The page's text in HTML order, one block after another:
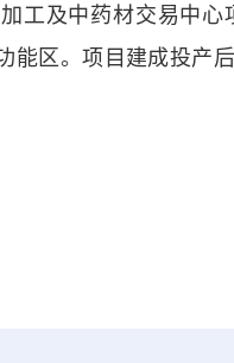
及中药材交易中心
能区。项目建成投产